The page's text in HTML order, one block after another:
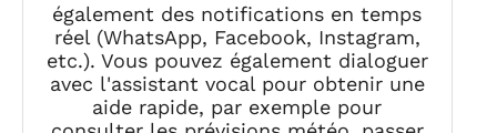
également des notifications en temps
réel (WhatsApp, Facebook, Instagram,
etc.). Vous pouvez également dialoguer
avec l'assistant vocal pour obtenir une
aide rapide, par exemple pour